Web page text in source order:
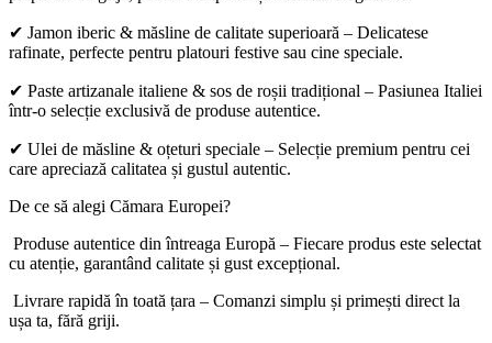
✔ Jamon iberic & măsline de calitate superioară – Delicatese
rafinate, perfecte pentru platouri festive sau cine speciale.
✔ Paste artizanale italiene & sos de roșii tradițional – Pasiunea Italiei
într-o selecție exclusivă de produse autentice.
✔ Ulei de măsline & oțeturi speciale – Selecție premium pentru cei
care apreciază calitatea și gustul autentic.
De ce să alegi Cămara Europei?
Produse autentice din întreaga Europă – Fiecare produs este selectat
cu atenție, garantând calitate și gust excepțional.
Livrare rapidă în toată țara – Comanzi simplu și primești direct la
ușa ta, fără griji.